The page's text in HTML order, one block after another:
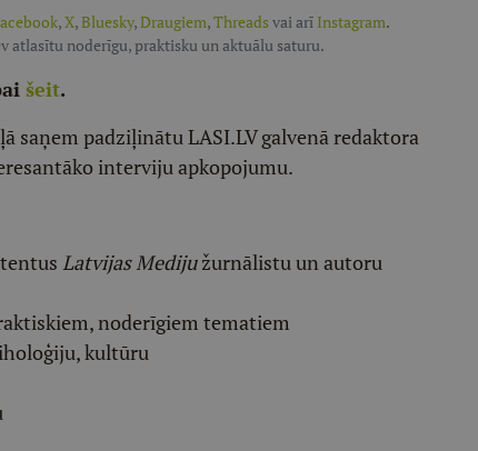
,X,Bluesky,Draugiem,Threadsvai arī Instagram.
atlasītu noderīgu, praktisku un aktuālu saturu.
šeit.
saņem padziļinātu LASI.LV galvenā redaktora
interviju apkopojumu.
Latvijas Medijužurnālistu un autoru
noderīgiem tematiem
kultūru